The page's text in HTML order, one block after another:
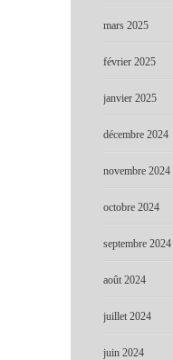
mars 2025
février 2025
janvier 2025
décembre 2024
novembre 2024
octobre 2024
septembre 2024
août 2024
juillet 2024
juin 2024